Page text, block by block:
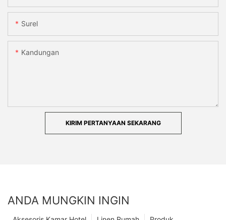
Surel
Kandungan
KIRIM PERTANYAAN SEKARANG
ANDA MUNGKIN INGIN